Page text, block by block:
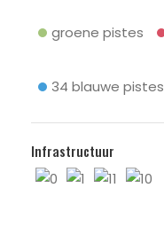
groene pistes
34 blauwe pistes
Infrastructuur
0 1 11 10